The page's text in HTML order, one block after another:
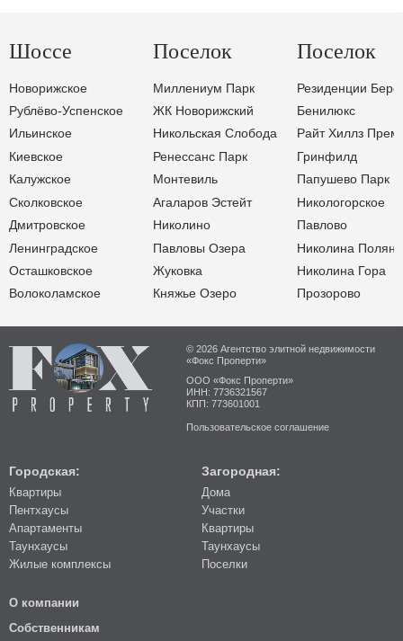
Шоссе
Новорижское
Рублёво-Успенское
Ильинское
Киевское
Калужское
Сколковское
Дмитровское
Ленинградское
Осташковское
Волоколамское
Поселок
Миллениум Парк
ЖК Новорижский
Никольская Слобода
Ренессанс Парк
Монтевиль
Агаларов Эстейт
Николино
Павловы Озера
Жуковка
Княжье Озеро
Поселок
Резиденции
Бенилюкс
Райт Хиллз
Гринфилд
Папушево Парк
Никологорское
Павлово
Николина Поляна
Николина Гора
Прозорово
© 2026 Агентство элитной недвижимости
«Фокс Проперти»
ООО «Фокс Проперти»
ИНН: 7736321567
КПП: 773601001
Пользовательское соглашение
Городская:
Квартиры
Пентхаусы
Апартаменты
Таунхаусы
Жилые комплексы
Загородная:
Дома
Участки
Квартиры
Таунхаусы
Поселки
О компании
Собственникам